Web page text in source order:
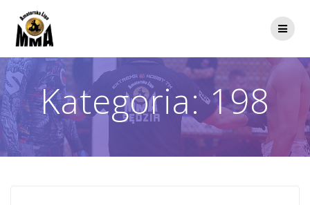
Kategoria:198